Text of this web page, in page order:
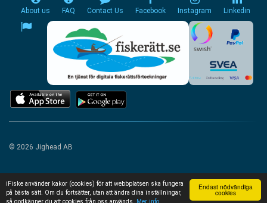
Endast nödvändiga
cookies
iFiske använder kakor (cookies) för att webbplatsen ska fungera
på bästa sätt. Om du fortsätter, utan att ändra dina inställningar,
så godkänner du att cookies från oss används.
Mer info...
About us FAQ Contact Us Facebook Instagram Linkedin
© 2026 Jighead AB